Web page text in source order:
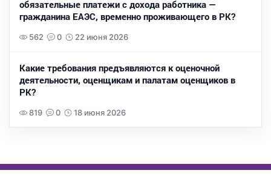
обязательные платежи с дохода работника —
гражданина ЕАЭС, временно проживающего в РК?
562 0 22 июня 2026
Какие требования предъявляются к оценочной
деятельности, оценщикам и палатам оценщиков в
РК?
819 0 18 июня 2026